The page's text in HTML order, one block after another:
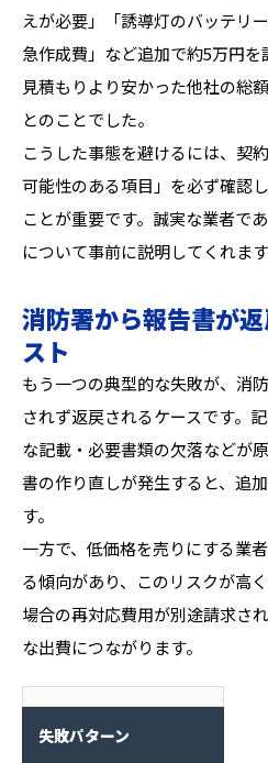
えが必要」「誘導灯のバッテリ
急作成費」など追加で約5万円
見積もりより安かった他社の総
とのことでした。
こうした事態を避けるには、契
可能性のある項目」を必ず確認
ことが重要です。誠実な業者で
について事前に説明してくれます
消防署から報告書が
スト
もう一つの典型的な失敗が、消
されず返戻されるケースです。
な記載・必要書類の欠落などが
書の作り直しが発生すると、追
す。
一方で、低価格を売りにする業
る傾向があり、このリスクが高
場合の再対応費用が別途請求さ
な出費につながります。
失敗パターン